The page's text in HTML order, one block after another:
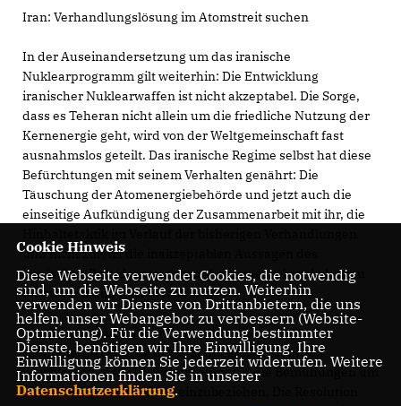
Iran: Verhandlungslösung im Atomstreit suchen
In der Auseinandersetzung um das iranische
Nuklearprogramm gilt weiterhin: Die Entwicklung
iranischer Nuklearwaffen ist nicht akzeptabel. Die Sorge,
dass es Teheran nicht allein um die friedliche Nutzung der
Kernenergie geht, wird von der Weltgemeinschaft fast
ausnahmslos geteilt. Das iranische Regime selbst hat diese
Befürchtungen mit seinem Verhalten genährt: Die
Täuschung der Atomenergiebehörde und jetzt auch die
einseitige Aufkündigung der Zusammenarbeit mit ihr, die
und nicht zuletzt die inakzeptablen Aussagen des
iranischen Präsidenten gegenüber Israel geben Anlass zu
Misstrauen und höchster Vorsicht.
Der Gouverneursrat der Internationalen
Atomenergiebehörde hat jetzt mit großer Mehrheit
beschlossen, den UN-Sicherheitsrat in die Bemühungen um
eine Lösung des Konflikts einzubeziehen. Die Resolution
Cookie Hinweis
Diese Webseite verwendet Cookies, die notwendig
sind, um die Webseite zu nutzen. Weiterhin
verwenden wir Dienste von Drittanbietern, die uns
helfen, unser Webangebot zu verbessern (Website-
Optmierung). Für die Verwendung bestimmter
Dienste, benötigen wir Ihre Einwilligung. Ihre
Einwilligung können Sie jederzeit widerrufen. Weitere
Informationen finden Sie in unserer
Datenschutzerklärung.